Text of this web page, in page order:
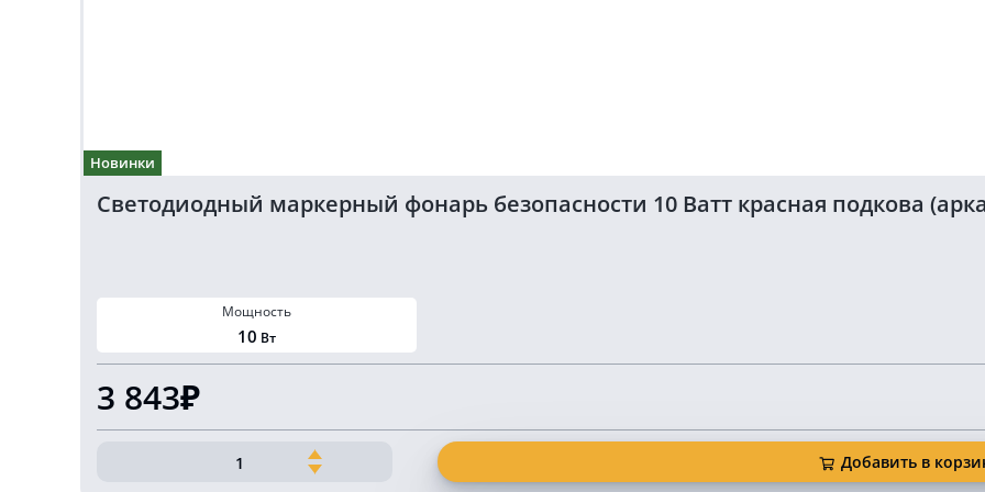
Новинки
Светодиодный маркерный фонарь безопасности 10 Ватт красная подкова
Мощность
10 Вт
3 843₽
Количество
Добавить в